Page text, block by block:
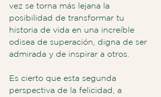
vez se torna más lejana la
posibilidad de transformar tu
historia de vida en una increíble
odisea de superación, digna de ser
admirada y de inspirar a otros.
Es cierto que esta segunda
perspectiva de la felicidad, a